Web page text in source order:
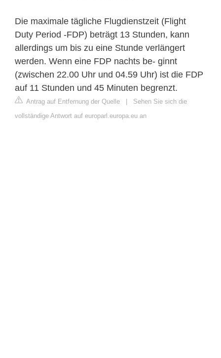
Die maximale tägliche Flugdienstzeit (Flight
Duty Period -FDP) beträgt 13 Stunden, kann
allerdings um bis zu eine Stunde verlängert
werden. Wenn eine FDP nachts be- ginnt
(zwischen 22.00 Uhr und 04.59 Uhr) ist die FDP
auf 11 Stunden und 45 Minuten begrenzt.
Antrag auf Entfernung der Quelle | Sehen Sie sich die
vollständige Antwort auf europarl.europa.eu an